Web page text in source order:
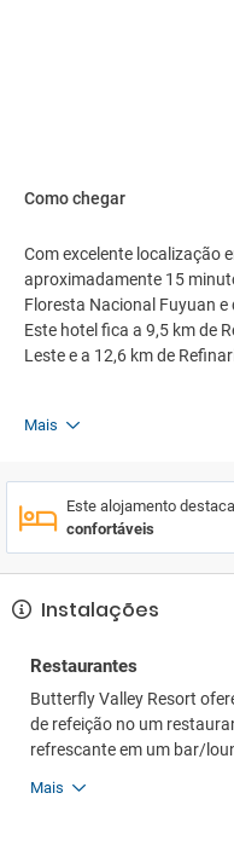
Como chegar
Com excelente localização
aproximadamente 15
Floresta Nacional Fuyuan
Este hotel fica a 9,5 km de
Leste e a 12,6 km de
Mais
Este alojamento
confortáveis
Instalações
Restaurantes
Butterfly Valley Resort
de refeição no um
refrescante em um bar/
Mais